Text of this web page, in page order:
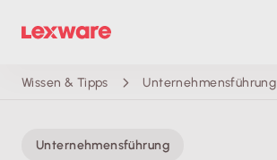
Wissen & Tipps Unternehmensführung
Unternehmensführung